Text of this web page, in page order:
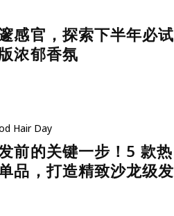
感官，探索下半年必试
浓郁香氛
Hair Day
前的关键一步！5 款热
品，打造精致沙龙级发